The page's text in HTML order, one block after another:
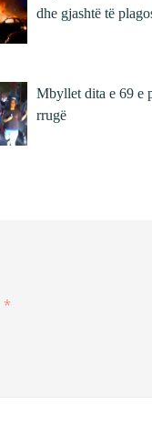
dhe gjashtë të
Mbyllet dita e 69 e
rrugë
*